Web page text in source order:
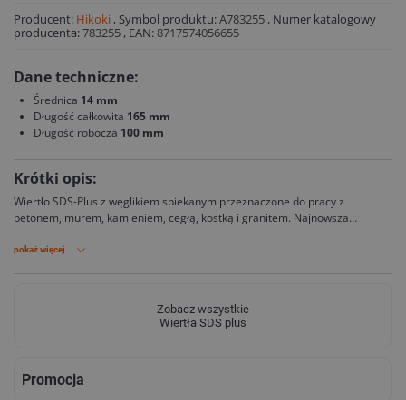
Producent: Hikoki , Symbol produktu:A783255 , Numer katalogowy
producenta:783255 , EAN:8717574056655
Dane techniczne:
Średnica 14 mm
Długość całkowita 165 mm
Długość robocza 100 mm
Krótki opis:
Wiertło SDS-Plus z węglikiem spiekanym przeznaczone do pracy z
betonem, murem, kamieniem, cegłą, kostką i granitem. Najnowsza
żywotność.
pokaż więcej
Zobacz wszystkie
Wiertła SDS plus
Promocja